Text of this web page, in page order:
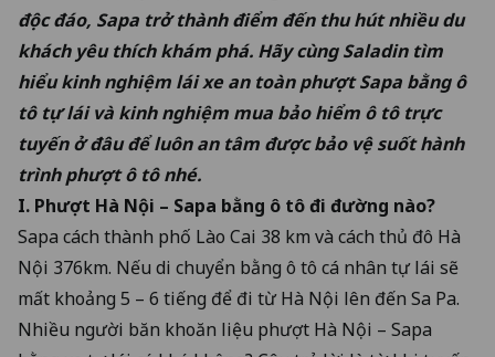
độc đáo, Sapa trở thành điểm đến thu hút nhiều du
khách yêu thích khám phá. Hãy cùng Saladin tìm
hiểukinh nghiệm lái xe an toànphượt Sapa bằng ô
tô tự lái và kinh nghiệm mua bảo hiểm ô tô trực
tuyếnở đâu để luôn an tâm được bảo vệ suốt hành
trình phượt ô tô nhé.
I. Phượt Hà Nội – Sapa bằng ô tô đi đường nào?
Sapa cách thành phố Lào Cai 38 km và cách thủ đô Hà
Nội 376km. Nếu di chuyển bằng ô tô cá nhân tự lái sẽ
mất khoảng 5 – 6 tiếng để đi từ Hà Nội lên đến Sa Pa.
Nhiều người băn khoăn liệu phượt Hà Nội – Sapa